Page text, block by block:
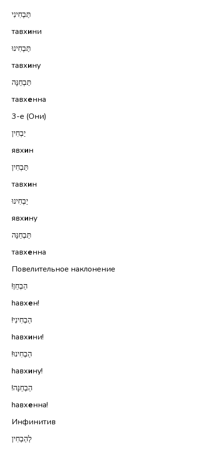
תַּבְחִינִי
тавхини
תַּבְחִינוּ
тавхину
תַּבְחֵנָּה
тавхенна
3-е (Они)
יַבְחִין
явхин
תַּבְחִין
тавхин
יַבְחִינוּ
явхину
תַּבְחֵנָּה
тавхенна
Повелительное наклонение
הַבְחֵן!‏
hавхен!
הַבְחִינִי!‏
hавхини!
הַבְחִינוּ!‏
hавхину!
הַבְחֵנָּה!‏
hавхенна!
Инфинитив
לְהַבְחִין